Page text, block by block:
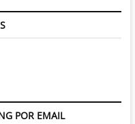
POR EMAIL